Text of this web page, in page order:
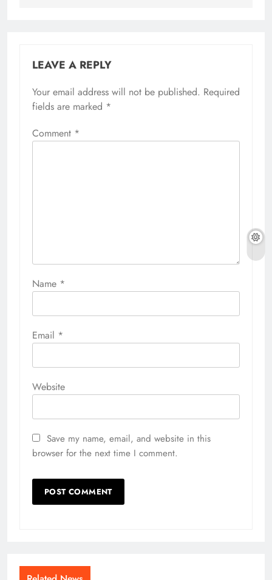
LEAVE A REPLY
Your email address will not be published. Required
fields are marked *
Comment *
Name *
Email *
Website
Save my name, email, and website in this
browser for the next time I comment.